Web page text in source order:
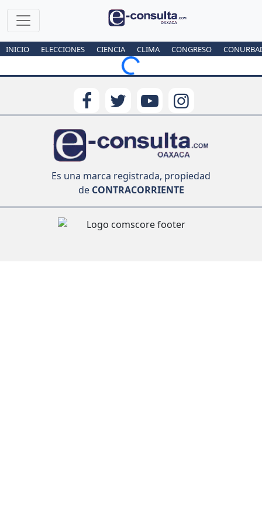
INICIO ELECCIONES CIENCIA CLIMA CONGRESO
Loading...
Es una marca registrada, propiedad
deCONTRACORRIENTE